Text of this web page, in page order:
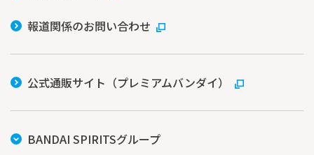
報道関係のお問い合わせ
公式通販サイト（プレミアムバンダイ）
BANDAI SPIRITSグループ